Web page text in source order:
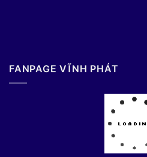
FANPAGE VĨNH PHÁT